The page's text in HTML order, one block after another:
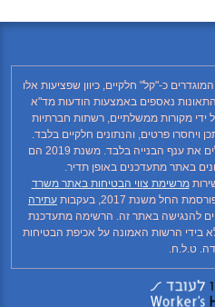
כ-"קל" חלקיים, כיוון שפציעות אלו
התאונות נאספים באמצעות הודעות מד"א
ידי מקורות ממשלתיים, רשתות חברתיות
פרטים, והנתונים חלקיים בלבד.
הנתונים בטבלה עד לשנת 2018 כוללים את ענף הבנייה בלבד. משנת 2019 הם
באתר מתעדכנים באופן תדיר.
מרשימת צווי הבטיחות באתר משרד
החל משנת 2017, בעקבות
עתירה
להנגישה באתר זה. הרשימה מתעדכנת
בידי הרשות האמונה על אכיפת הבטיחות
ט.ל.ח.